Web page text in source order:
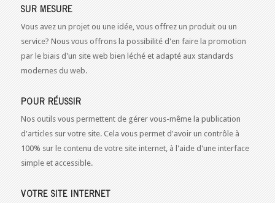
SUR MESURE
Vous avez un projet ou une idée, vous offrez un produit ou un
service? Nous vous offrons la possibilité d'en faire la promotion
par le biais d'un site web bien léché et adapté aux standards
modernes du web.
POUR RÉUSSIR
Nos outils vous permettent de gérer vous-même la publication
d'articles sur votre site. Cela vous permet d'avoir un contrôle à
100% sur le contenu de votre site internet, à l'aide d'une interface
simple et accessible.
VOTRE SITE INTERNET